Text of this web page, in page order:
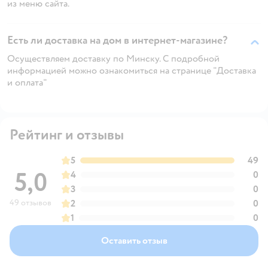
из меню сайта.
Есть ли доставка на дом в интернет-магазине?
Осуществляем доставку по Минску. С подробной
информацией можно ознакомиться на странице "Доставка
и оплата"
Рейтинг и отзывы
5,0
49 отзывов
5
49
4
0
3
0
2
0
1
0
Оставить отзыв